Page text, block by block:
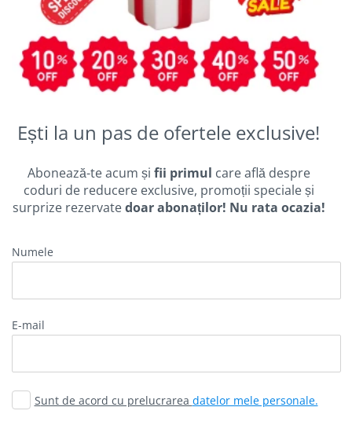
Ești la un pas de ofertele exclusive!
Abonează-te acum și fii primul care află despre
coduri de reducere exclusive, promoții speciale și
surprize rezervatedoar abonaților! Nu rata ocazia!
Numele
E-mail
Sunt de acord cu prelucrarea datelor mele personale.